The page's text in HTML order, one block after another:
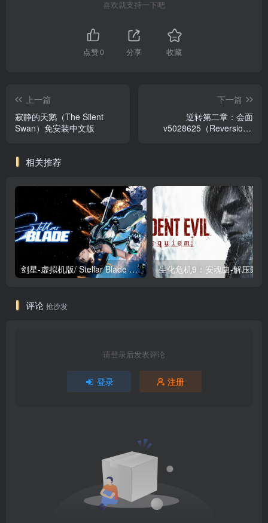
喜欢就支持一下吧
点赞0 分享 收藏
上一篇
寂静的天鹅（The Silent
Swan）免安装中文版
下一篇
逆转第二章：会面
v5028625（Reversion -
相关推荐
剑星-虚拟机版/ Stellar Blade v1.4.1|Build.19963153 终极版新补丁 送修改器 免安装中文版
评论 抢沙发
请登录后发表评论
登录 注册